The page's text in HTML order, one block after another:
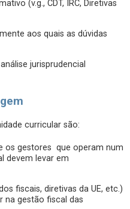
(v.g., CDT, IRC, Diretivas
aos quais as dúvidas
jurisprudencial
curricular são:
os gestores que operam num
devem levar em
fiscais, diretivas da UE, etc.)
na gestão fiscal das